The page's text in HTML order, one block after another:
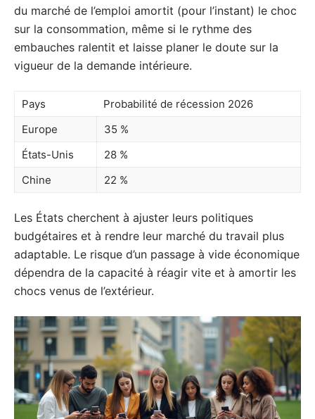
du marché de l’emploi amortit (pour l’instant) le choc
sur la consommation, même si le rythme des
embauches ralentit et laisse planer le doute sur la
vigueur de la demande intérieure.
Pays
Probabilité de récession 2026
Europe
35 %
États-Unis
28 %
Chine
22 %
Les États cherchent à ajuster leurs politiques
budgétaires et à rendre leur marché du travail plus
adaptable. Le risque d’un passage à vide économique
dépendra de la capacité à réagir vite et à amortir les
chocs venus de l’extérieur.